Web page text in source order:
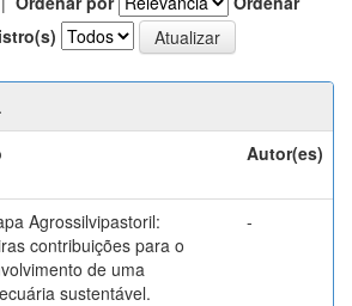
Autor(es)
Agrossilvipastoril:
contribuições para o
de uma
sustentável.
-